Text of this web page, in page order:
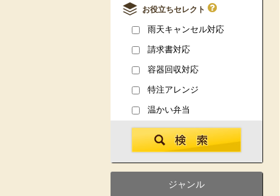
お役立ちセレクト
雨天キャンセル対応
請求書対応
容器回収対応
特注アレンジ
温かい弁当
ジャンル